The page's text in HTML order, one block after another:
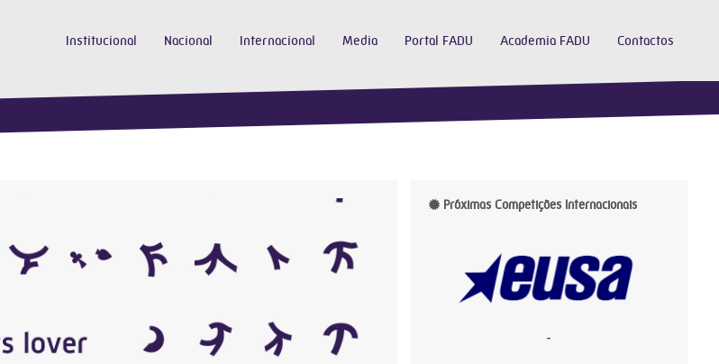
Institucional Nacional Internacional Media Portal FADU Academia FADU Contactos
Próximas Competições Internacionais
-